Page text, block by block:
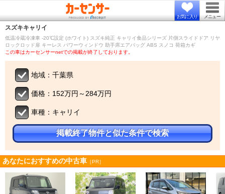
お気に入り メニュー
スズキキャリイ
低温冷蔵冷凍車 -20℃設定 (ホワイト) スズキ純正 キャリイ食品シリーズ 片側スライドドア リヤ
ロックロッド扉 キーレス パワーウィンドウ 助手席エアバッグ ABS スノコ 荷箱カギ
この車はカーセンサーnetでの掲載が終了しております。
地域：千葉県
価格：152万円～284万円
車種：キャリイ
掲載終了物件と似た条件で検索
あなたにおすすめの中古車 ［PR］